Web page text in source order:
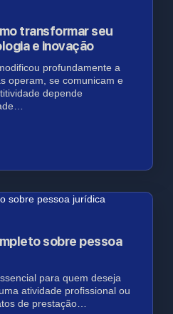
transformar seu
e inovação
profundamente a
operam, se comunicam e
depende
sobre pessoa
para quem deseja
atividade profissional ou
de prestação…